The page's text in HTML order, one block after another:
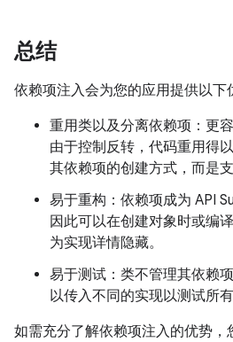
总结
依赖项注入会为您的应用提供以下
重用类以及分离依赖项：更
由于控制反转，代码重用得
其依赖项的创建方式，而是支
易于重构：依赖项成为 API
因此可以在创建对象时或编
为实现详情隐藏。
易于测试：类不管理其依赖
以传入不同的实现以测试所有
如需充分了解依赖项注入的优势，